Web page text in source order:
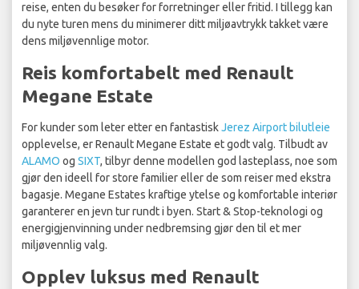
reise, enten du besøker for forretninger eller fritid. I tillegg kan
du nyte turen mens du minimerer ditt miljøavtrykk takket være
dens miljøvennlige motor.
Reis komfortabelt med Renault
Megane Estate
For kunder som leter etter en fantastiskJerez Airport bilutleie
opplevelse, er Renault Megane Estate et godt valg. Tilbudt av
ALAMO og SIXT, tilbyr denne modellen god lasteplass, noe som
gjør den ideell for store familier eller de som reiser med ekstra
bagasje. Megane Estates kraftige ytelse og komfortable interiør
garanterer en jevn tur rundt i byen. Start & Stop-teknologi og
energigjenvinning under nedbremsing gjør den til et mer
miljøvennlig valg.
Opplev luksus med Renault